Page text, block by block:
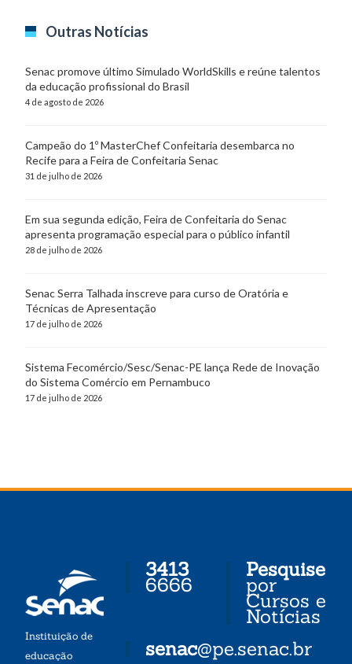
Outras Notícias
Senac promove último Simulado WorldSkills e reúne talentos
da educação profissional do Brasil
4 de agosto de 2026
Campeão do 1º MasterChef Confeitaria desembarca no
Recife para a Feira de Confeitaria Senac
31 de julho de 2026
Em sua segunda edição, Feira de Confeitaria do Senac
apresenta programação especial para o público infantil
28 de julho de 2026
Senac Serra Talhada inscreve para curso de Oratória e
Técnicas de Apresentação
17 de julho de 2026
Sistema Fecomércio/Sesc/Senac-PE lança Rede de Inovação
do Sistema Comércio em Pernambuco
17 de julho de 2026
Instituição de
educação
3413
6666
senac@pe.senac.br
Pesquise
por
Cursos e
Notícias